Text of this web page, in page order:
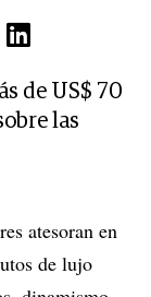
de US$ 70
las
atesoran en
de lujo